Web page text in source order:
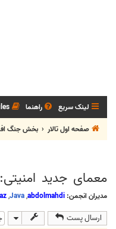
لینک سریع راهنما
صفحه اول تالار
بخش جنگ
معمای جدید
مدیران انجمن: abdolmahdi
,
Java
,
ارسال پست